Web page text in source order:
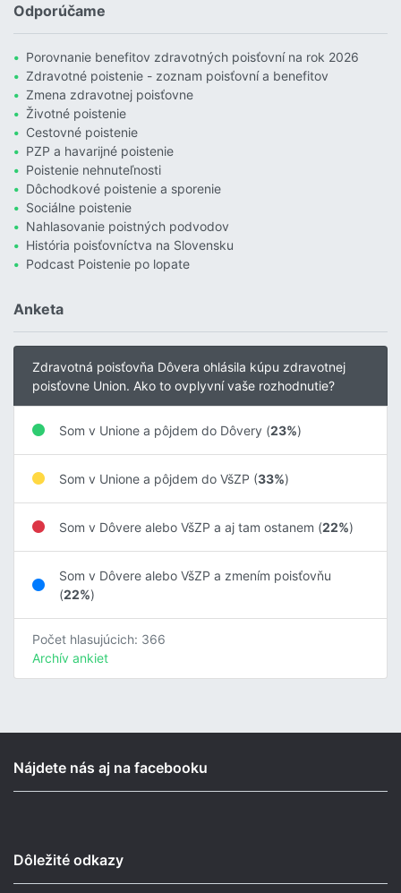
Odporúčame
Porovnanie benefitov zdravotných poisťovní na rok 2026
Zdravotné poistenie - zoznam poisťovní a benefitov
Zmena zdravotnej poisťovne
Životné poistenie
Cestovné poistenie
PZP a havarijné poistenie
Poistenie nehnuteľnosti
Dôchodkové poistenie a sporenie
Sociálne poistenie
Nahlasovanie poistných podvodov
História poisťovníctva na Slovensku
Podcast Poistenie po lopate
Anketa
Zdravotná poisťovňa Dôvera ohlásila kúpu zdravotnej
poisťovne Union. Ako to ovplyvní vaše rozhodnutie?
Som v Unione a pôjdem do Dôvery (23%)
Som v Unione a pôjdem do VšZP (33%)
Som v Dôvere alebo VšZP a aj tam ostanem (22%)
Som v Dôvere alebo VšZP a zmením poisťovňu
(22%)
Počet hlasujúcich: 366
Archív ankiet
Nájdete nás aj na facebooku
Dôležité odkazy